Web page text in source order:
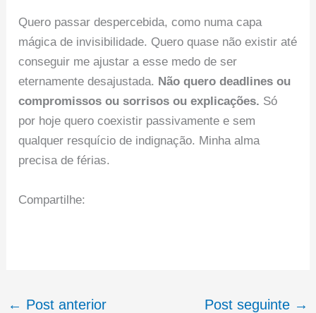
Quero passar despercebida, como numa capa
mágica de invisibilidade. Quero quase não existir até
conseguir me ajustar a esse medo de ser
eternamente desajustada. Não quero deadlines ou
compromissos ou sorrisos ou explicações. Só
por hoje quero coexistir passivamente e sem
qualquer resquício de indignação. Minha alma
precisa de férias.
Compartilhe:
← Post anterior Post seguinte →